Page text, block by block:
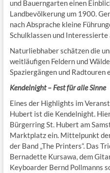
und Bauerngarten einen
Landbevölkerung um 1900.
nach Absprache kleine
Schulklassen und Interessierte
Naturliebhaber schätzen die
weitläufigen Feldern und
Spaziergängen und Radtouren
Kendelnight – Fest für alle Sinne
Eines der Highlights im
Hubert ist die Kendelnight.
Bürgerring St. Hubert am
Marktplatz ein. Mittelpunkt
der Band „The Printers“. Das
Bernadette Kursawa, dem
Keyboarder Bernd Pollmanns